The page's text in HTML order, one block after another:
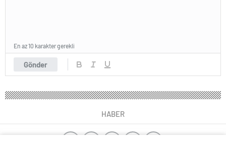
Gönder
En az 10 karakter gerekli
HABER